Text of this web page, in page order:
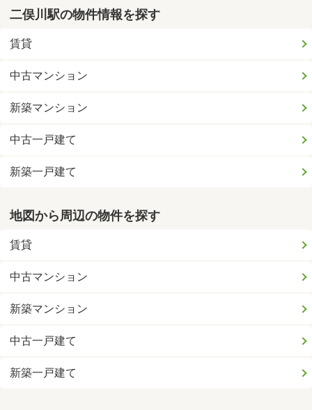
二俣川駅の物件情報を探す
賃貸
中古マンション
新築マンション
中古一戸建て
新築一戸建て
地図から周辺の物件を探す
賃貸
中古マンション
新築マンション
中古一戸建て
新築一戸建て